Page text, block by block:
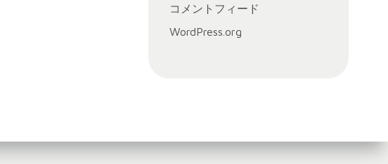
コメントフィード
WordPress.org